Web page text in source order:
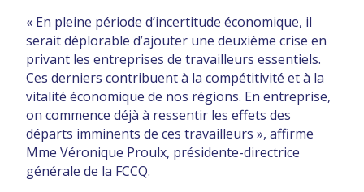
« En pleine période d’incertitude économique, il
serait déplorable d’ajouter une deuxième crise en
privant les entreprises de travailleurs essentiels.
Ces derniers contribuent à la compétitivité et à la
vitalité économique de nos régions. En entreprise,
on commence déjà à ressentir les effets des
départs imminents de ces travailleurs », affirme
Mme Véronique Proulx, présidente-directrice
générale de la FCCQ.